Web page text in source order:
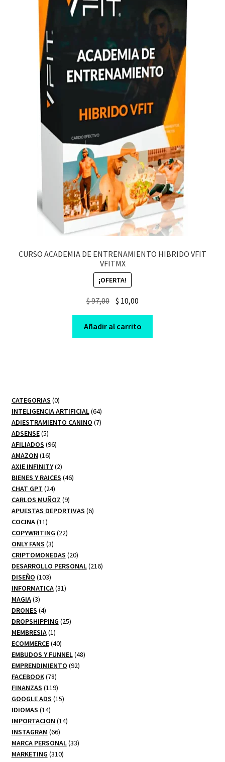
CURSO ACADEMIA DE ENTRENAMIENTO HIBRIDO VFIT
VFITMX
¡OFERTA!
$97,00 Original
was:
$ 97,00.
$ 10,00
is:
$ 10,00.
Añadir al carrito
CATEGORIAS 00
productos
INTELIGENCIA ARTIFICIAL 6464
productos
ADIESTRAMIENTO CANINO 77
ADSENSE 55
productos
AFILIADOS 9696
AMAZON 1616
productos
AXIE INFINITY 22
productos
BIENES Y RAICES 4646
CHAT GPT 2424
productos
CARLOS MUÑOZ 99
productos
APUESTAS DEPORTIVAS 66
COCINA 1111
productos
COPYWRITING 2222
ONLY FANS 33
productos
CRIPTOMONEDAS 2020
productos
DESARROLLO PERSONAL 216216
DISEÑO 103103
productos
INFORMATICA 3131
MAGIA 33
productos
DRONES 44
productos
DROPSHIPPING 2525
MEMBRESIA 11
producto
ECOMMERCE 4040
productos
EMBUDOS Y FUNNEL 4848
EMPRENDIMIENTO 9292
FACEBOOK 7878
productos
FINANZAS 119119
productos
GOOGLE ADS 1515
IDIOMAS 1414
productos
IMPORTACION 1414
INSTAGRAM 6666
productos
MARCA PERSONAL 3333
MARKETING 310310